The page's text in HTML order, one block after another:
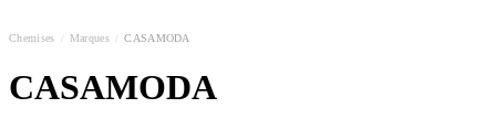
Chemises Marques CASAMODA
CASAMODA